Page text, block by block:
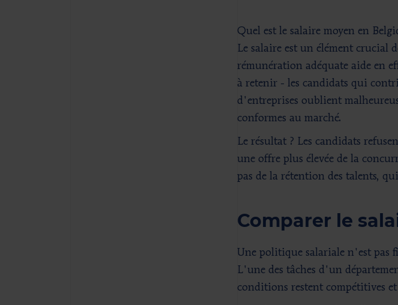
Quel est le salaire moyen en
Le salaire est un élément crucial
rémunération adéquate aide en
à retenir - les candidats qui
d'entreprises oublient
conformes au marché.
Le résultat ? Les candidats
une offre plus élevée de la
pas de la rétention des talents,
Comparer le
Une politique salariale n'est pas
L'une des tâches d'un
conditions restent compétitives